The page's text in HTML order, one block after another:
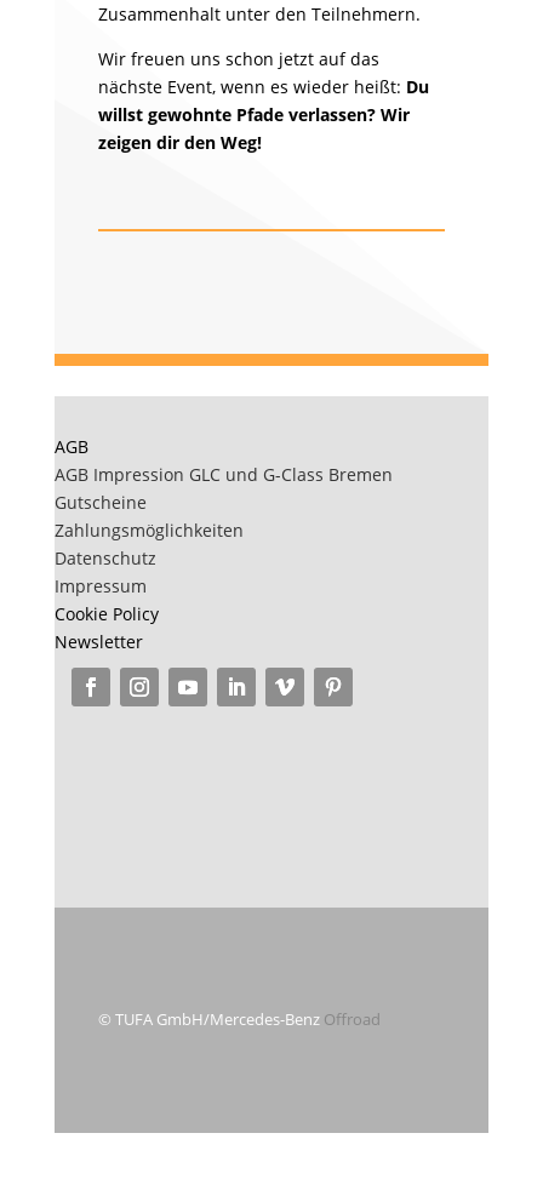
Zusammenhalt unter den Teilnehmern.
Wir freuen uns schon jetzt auf das
nächste Event, wenn es wieder heißt: Du
willst gewohnte Pfade verlassen? Wir
zeigen dir den Weg!
AGB
AGB Impression GLC und G-Class Bremen
Gutscheine
Zahlungsmöglichkeiten
Datenschutz
Impressum
Cookie Policy
Newsletter
© TUFA GmbH/Mercedes-Benz Offroad